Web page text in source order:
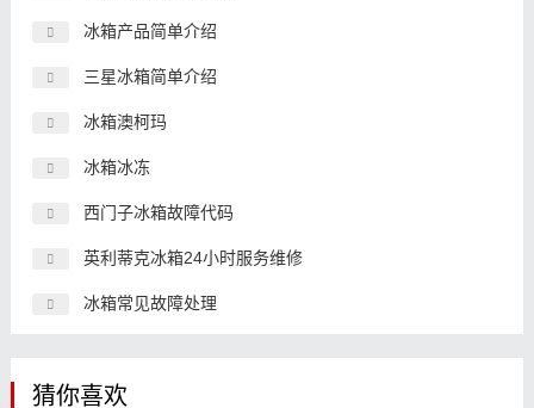
冰箱产品简单介绍
三星冰箱简单介绍
冰箱澳柯玛
冰箱冰冻
西门子冰箱故障代码
英利蒂克冰箱24小时服务维修
冰箱常见故障处理
猜你喜欢